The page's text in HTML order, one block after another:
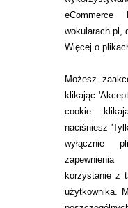
eCommerce
wokularach.pl,
Więcej o
Możesz
klikając
cookie
naciśniesz
wyłącznie
korzystanie z
użytkownika.
RANKINGI
SOCZEWKI
Zwrot (odstąpienie
ZMIEŃ USTAWIENIA
KONTAKT
telefon:
22 113 44